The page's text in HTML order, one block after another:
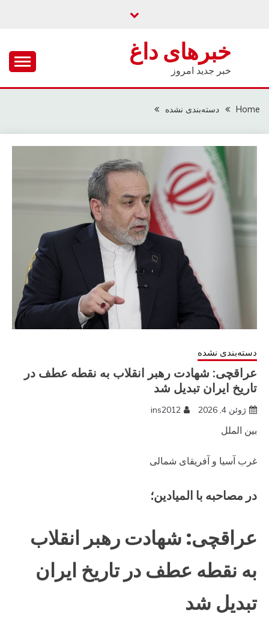
خبرهای داغ
خبر جدید امروز
Home دسته‌بندی نشده
دسته‌بندی نشده
عراقچی: شهادت رهبر انقلاب به نقطه عطف در
تاریخ ایران تبدیل شد
ژوئن 4, 2026 ins2012
بین الملل
غرب آسیا و آفریقای شمالی
در مصاحبه با المیادین؛
عراقچی: شهادت رهبر انقلاب
به نقطه عطف در تاریخ ایران
تبدیل شد